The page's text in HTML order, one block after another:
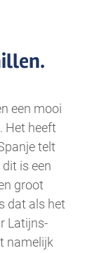
een mooi
Het heeft
telt
is een
groot
dat als het
Latijns-
namelijk